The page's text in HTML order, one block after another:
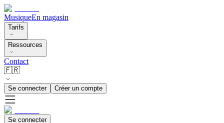
MusiqueEn magasin
Tarifs
Ressources
Contact
🇫🇷
Se connecter Créer un compte
Se connecter